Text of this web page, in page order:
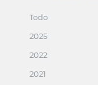
Todo
2025
2022
2021